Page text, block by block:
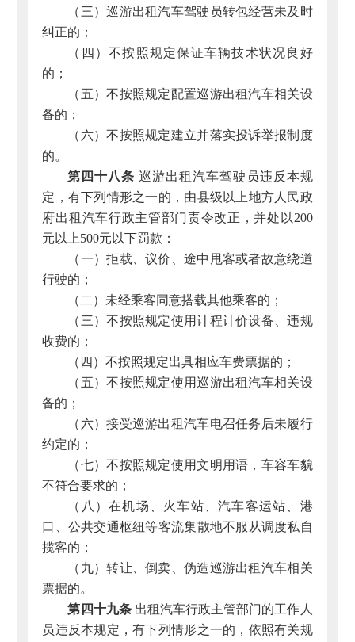
（三）巡游出租汽车驾驶员转包经营未及时
纠正的；
（四）不按照规定保证车辆技术状况良好
的；
（五）不按照规定配置巡游出租汽车相关设
备的；
（六）不按照规定建立并落实投诉举报制度
的。
第四十八条 巡游出租汽车驾驶员违反本规
定，有下列情形之一的，由县级以上地方人民政
府出租汽车行政主管部门责令改正，并处以200
元以上500元以下罚款：
（一）拒载、议价、途中甩客或者故意绕道
行驶的；
（二）未经乘客同意搭载其他乘客的；
（三）不按照规定使用计程计价设备、违规
收费的；
（四）不按照规定出具相应车费票据的；
（五）不按照规定使用巡游出租汽车相关设
备的；
（六）接受巡游出租汽车电召任务后未履行
约定的；
（七）不按照规定使用文明用语，车容车貌
不符合要求的；
（八）在机场、火车站、汽车客运站、港
口、公共交通枢纽等客流集散地不服从调度私自
揽客的；
（九）转让、倒卖、伪造巡游出租汽车相关
票据的。
第四十九条出租汽车行政主管部门的工作人
员违反本规定，有下列情形之一的，依照有关规